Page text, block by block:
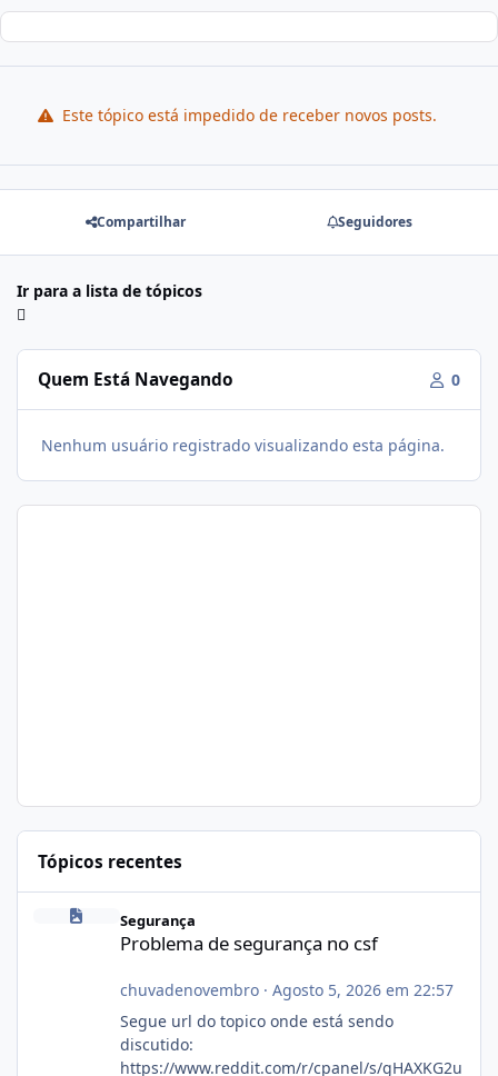
Este tópico está impedido de receber novos posts.
Compartilhar Seguidores
Ir para a lista de tópicos
Quem Está Navegando 0
Nenhum usuário registrado visualizando esta página.
Tópicos recentes
Problema de segurança no csf
Segurança
Problema de segurança no csf
chuvadenovembro· Agosto 5, 2026 em 22:57
Segue url do topico onde está sendo
discutido:
https://www.reddit.com/r/cpanel/s/gHAXKG2u